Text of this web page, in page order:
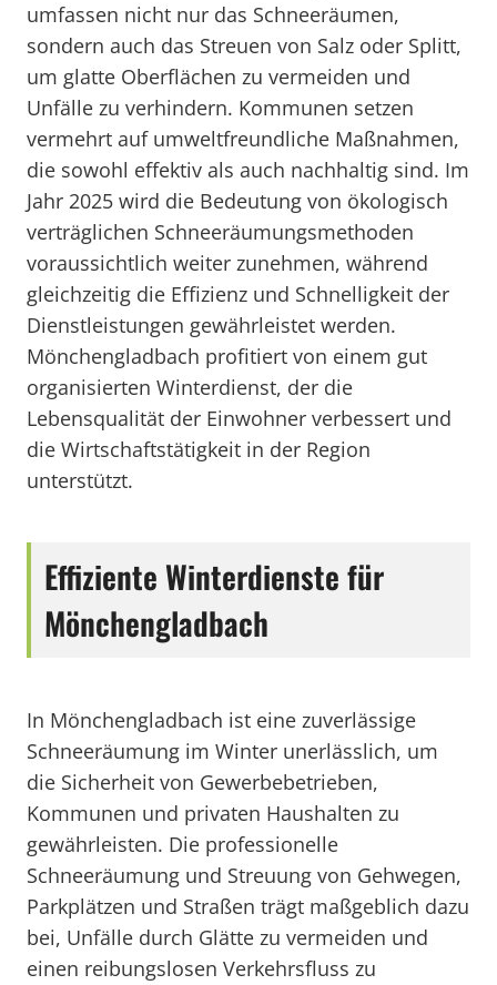
umfassen nicht nur das Schneeräumen,
sondern auch das Streuen von Salz oder Splitt,
um glatte Oberflächen zu vermeiden und
Unfälle zu verhindern. Kommunen setzen
vermehrt auf umweltfreundliche Maßnahmen,
die sowohl effektiv als auch nachhaltig sind. Im
Jahr 2025 wird die Bedeutung von ökologisch
verträglichen Schneeräumungsmethoden
voraussichtlich weiter zunehmen, während
gleichzeitig die Effizienz und Schnelligkeit der
Dienstleistungen gewährleistet werden.
Mönchengladbach profitiert von einem gut
organisierten Winterdienst, der die
Lebensqualität der Einwohner verbessert und
die Wirtschaftstätigkeit in der Region
unterstützt.
Effiziente Winterdienste für
Mönchengladbach
In Mönchengladbach ist eine zuverlässige
Schneeräumung im Winter unerlässlich, um
die Sicherheit von Gewerbebetrieben,
Kommunen und privaten Haushalten zu
gewährleisten. Die professionelle
Schneeräumung und Streuung von Gehwegen,
Parkplätzen und Straßen trägt maßgeblich dazu
bei, Unfälle durch Glätte zu vermeiden und
einen reibungslosen Verkehrsfluss zu